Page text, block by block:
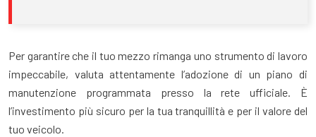
Per garantire che il tuo mezzo rimanga uno strumento di lavoro
impeccabile, valuta attentamente l’adozione di un piano di
manutenzione programmata presso la rete ufficiale. È
l’investimento più sicuro per la tua tranquillità e per il valore del
tuo veicolo.